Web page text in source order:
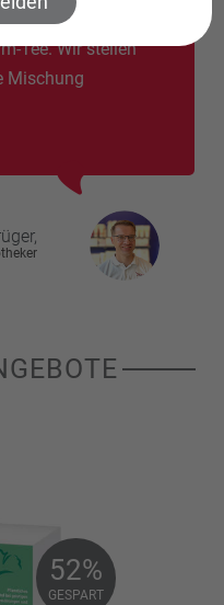
Tassen
Tee. Wir stellen
Mischung
52%
GESPART
52%
GESPART